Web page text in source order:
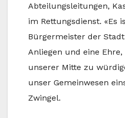
Abteilungsleitungen,
im Rettungsdienst. «Es
Bürgermeister der
Anliegen und eine
unserer Mitte zu
unser Gemeinwesen
Zwingel.